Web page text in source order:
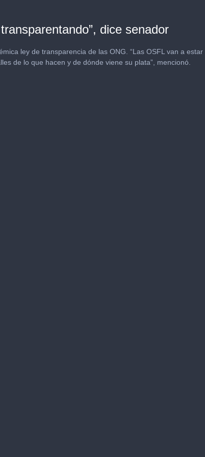
dice senador
ley de transparencia de las ONG. “Las OSFL van a estar
de lo que hacen y de dónde viene su plata”, mencionó.